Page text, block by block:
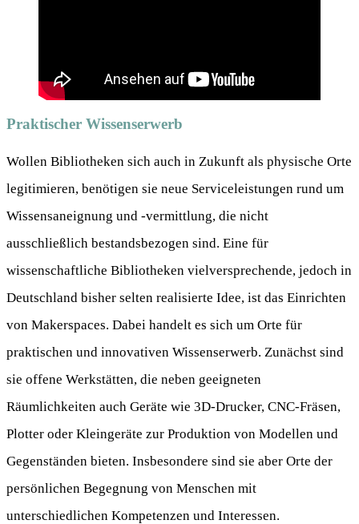
Praktischer Wissenserwerb
Wollen Bibliotheken sich auch in Zukunft als physische Orte
legitimieren, benötigen sie neue Serviceleistungen rund um
Wissensaneignung und -vermittlung, die nicht
ausschließlich bestandsbezogen sind. Eine für
wissenschaftliche Bibliotheken vielversprechende, jedoch in
Deutschland bisher selten realisierte Idee, ist das Einrichten
von Makerspaces. Dabei handelt es sich um Orte für
praktischen und innovativen Wissenserwerb. Zunächst sind
sie offene Werkstätten, die neben geeigneten
Räumlichkeiten auch Geräte wie 3D-Drucker, CNC-Fräsen,
Plotter oder Kleingeräte zur Produktion von Modellen und
Gegenständen bieten. Insbesondere sind sie aber Orte der
persönlichen Begegnung von Menschen mit
unterschiedlichen Kompetenzen und Interessen.